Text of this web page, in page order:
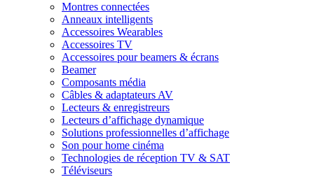
Montres connectées
Anneaux intelligents
Accessoires Wearables
Accessoires TV
Accessoires pour beamers & écrans
Beamer
Composants média
Câbles & adaptateurs AV
Lecteurs & enregistreurs
Lecteurs d’affichage dynamique
Solutions professionnelles d’affichage
Son pour home cinéma
Technologies de réception TV & SAT
Téléviseurs